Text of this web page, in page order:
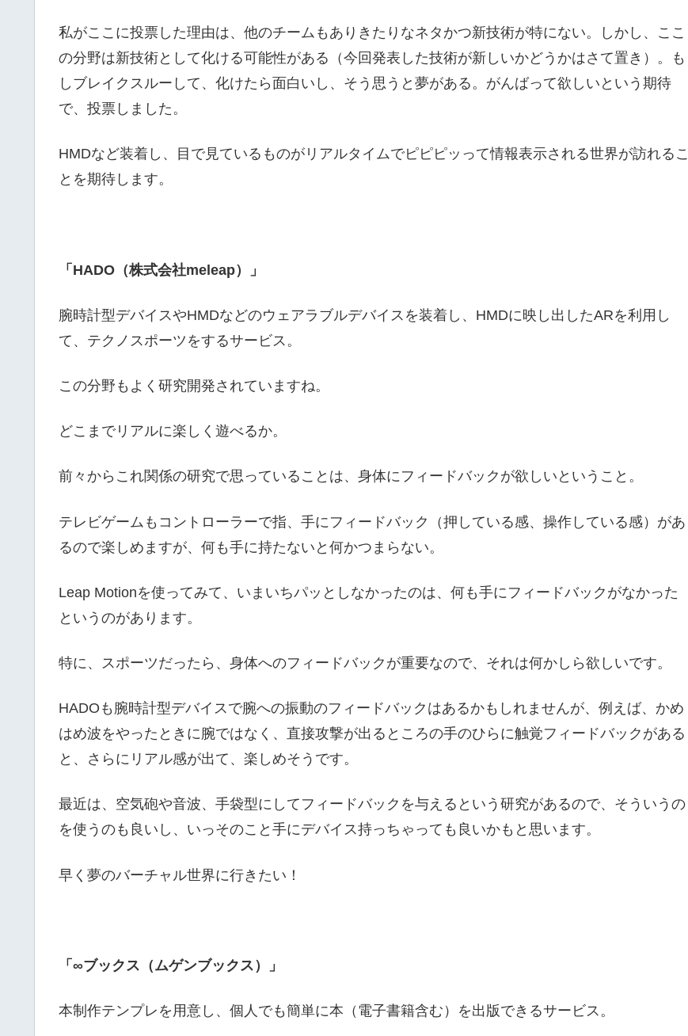
私がここに投票した理由は、他のチームもありきたりなネタかつ新技術が特にない。しかし、ここ
の分野は新技術として化ける可能性がある（今回発表した技術が新しいかどうかはさて置き）。も
しブレイクスルーして、化けたら面白いし、そう思うと夢がある。がんばって欲しいという期待
で、投票しました。
HMDなど装着し、目で見ているものがリアルタイムでピピピッって情報表示される世界が訪れるこ
とを期待します。
「HADO（株式会社meleap）」
腕時計型デバイスやHMDなどのウェアラブルデバイスを装着し、HMDに映し出したARを利用し
て、テクノスポーツをするサービス。
この分野もよく研究開発されていますね。
どこまでリアルに楽しく遊べるか。
前々からこれ関係の研究で思っていることは、身体にフィードバックが欲しいということ。
テレビゲームもコントローラーで指、手にフィードバック（押している感、操作している感）があ
るので楽しめますが、何も手に持たないと何かつまらない。
Leap Motionを使ってみて、いまいちパッとしなかったのは、何も手にフィードバックがなかった
というのがあります。
特に、スポーツだったら、身体へのフィードバックが重要なので、それは何かしら欲しいです。
HADOも腕時計型デバイスで腕への振動のフィードバックはあるかもしれませんが、例えば、かめ
はめ波をやったときに腕ではなく、直接攻撃が出るところの手のひらに触覚フィードバックがある
と、さらにリアル感が出て、楽しめそうです。
最近は、空気砲や音波、手袋型にしてフィードバックを与えるという研究があるので、そういうの
を使うのも良いし、いっそのこと手にデバイス持っちゃっても良いかもと思います。
早く夢のバーチャル世界に行きたい！
「∞ブックス（ムゲンブックス）」
本制作テンプレを用意し、個人でも簡単に本（電子書籍含む）を出版できるサービス。